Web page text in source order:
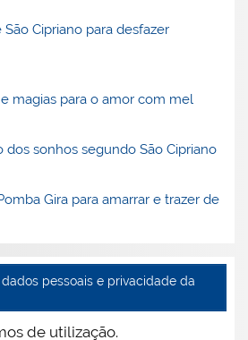
São Cipriano para desfazer
magias para o amor com mel
dos sonhos segundo São Cipriano
Gira para amarrar e trazer de
pessoais e privacidade da
de utilização.